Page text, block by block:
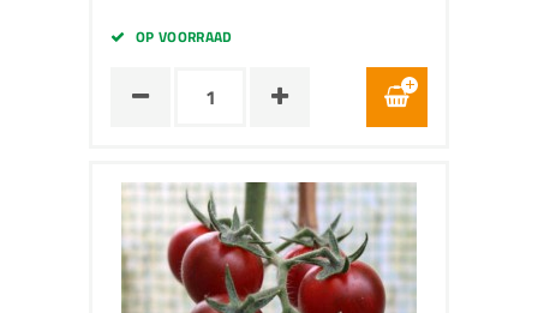
OP VOORRAAD